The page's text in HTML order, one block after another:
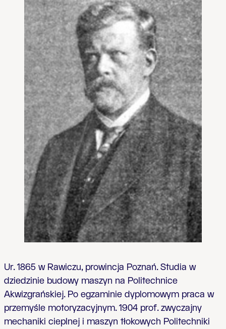
Ur. 1865 w Rawiczu, prowincja Poznań. Studia w
dziedzinie budowy maszyn na Politechnice
Akwizgrańskiej. Po egzaminie dyplomowym praca w
przemyśle motoryzacyjnym. 1904 prof. zwyczajny
mechaniki cieplnej i maszyn tłokowych Politechniki